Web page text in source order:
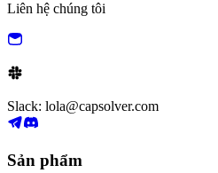
Liên hệ chúng tôi
Slack: lola@capsolver.com
Sản phẩm